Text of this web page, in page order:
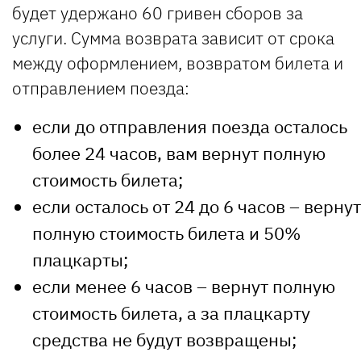
будет удержано 60 гривен сборов за
услуги. Сумма возврата зависит от срока
между оформлением, возвратом билета и
отправлением поезда:
если до отправления поезда осталось
более 24 часов, вам вернут полную
стоимость билета;
если осталось от 24 до 6 часов – вернут
полную стоимость билета и 50%
плацкарты;
если менее 6 часов – вернут полную
стоимость билета, а за плацкарту
средства не будут возвращены;